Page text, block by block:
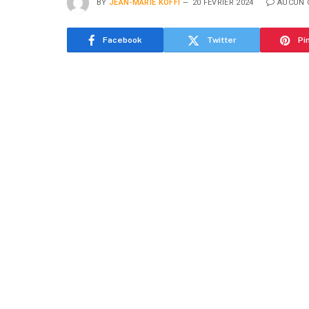
BY JEAN-MARIE KOFFI 20 FÉVRIER 2024 AUCUN
Facebook Twitter